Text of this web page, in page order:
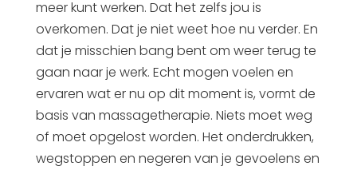
meer kunt werken. Dat het zelfs jou is
overkomen. Dat je niet weet hoe nu verder. En
dat je misschien bang bent om weer terug te
gaan naar je werk. Echt mogen voelen en
ervaren wat er nu op dit moment is, vormt de
basis van massagetherapie. Niets moet weg
of moet opgelost worden. Het onderdrukken,
wegstoppen en negeren van je gevoelens en